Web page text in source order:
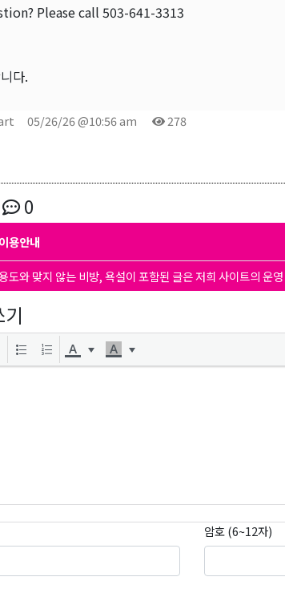
Please call 503-641-3313
다.
05/26/26 @10:56 am 278
0
용안내
도와 맞지 않는 비방, 욕설이 포함된 글은 저희 사이트의 운
암호 (6~12자)